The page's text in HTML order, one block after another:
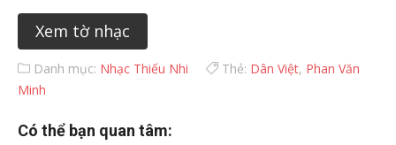
Xem tờ nhạc
Danh mục: Nhạc Thiếu Nhi Thẻ: Dân Việt, Phan Văn
Minh
Có thể bạn quan tâm: